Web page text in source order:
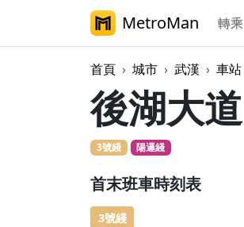
MetroMan 轉乘
首頁 城市 武漢 車站
後湖大道
3號綫 陽邏綫
首末班車時刻表
3號綫